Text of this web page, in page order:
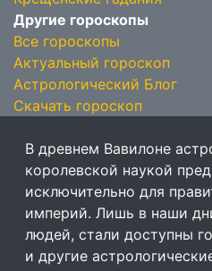
Другие гороскопы
Все гороскопы
Актуальный гороскоп
Астрологический Блог
Скачать гороскоп
В древнем Вавилоне
королевской наукой
исключительно для
империй. Лишь в наши
людей, стали доступны
и другие